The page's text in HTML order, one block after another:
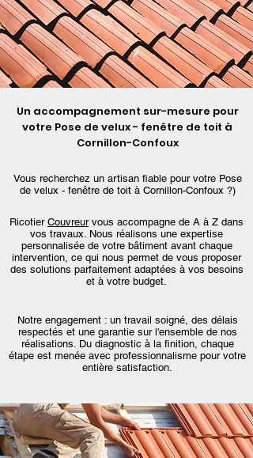
Un accompagnement sur-mesure pour
votre Pose de velux - fenêtre de toit à
Cornillon-Confoux
Vous recherchez un artisan fiable pour votre Pose
de velux - fenêtre de toit à Cornillon-Confoux ?)
Ricotier Couvreur vous accompagne de A à Z dans
vos travaux. Nous réalisons une expertise
personnalisée de votre bâtiment avant chaque
intervention, ce qui nous permet de vous proposer
des solutions parfaitement adaptées à vos besoins
et à votre budget.
Notre engagement : un travail soigné, des délais
respectés et une garantie sur l'ensemble de nos
réalisations. Du diagnostic à la finition, chaque
étape est menée avec professionnalisme pour votre
entière satisfaction.